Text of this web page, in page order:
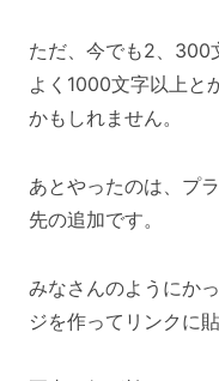
ただ、今でも2、300
よく1000文字以上と
かもしれません。
あとやったのは、プ
先の追加です。
みなさんのようにか
ジを作ってリンクに